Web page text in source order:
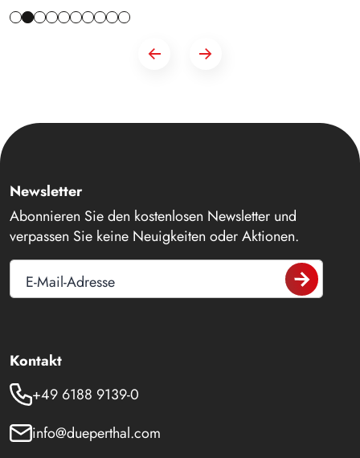
Newsletter
Abonnieren Sie den kostenlosen Newsletter und
verpassen Sie keine Neuigkeiten oder Aktionen.
E-Mail-Adresse
Kontakt
+49 6188 9139-0
info@dueperthal.com